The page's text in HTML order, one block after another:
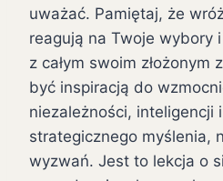
uważać. Pamiętaj, że
reagują na Twoje wybory
z całym swoim złożonym
być inspiracją do
niezależności, inteligencji
strategicznego myślenia,
wyzwań. Jest to lekcja o